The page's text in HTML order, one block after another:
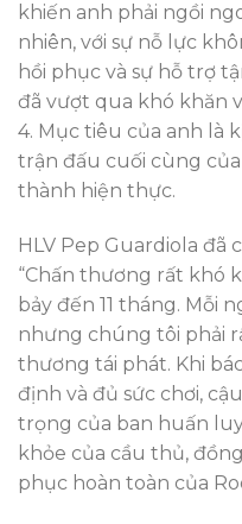
khiến anh phải ngồi
nhiên, với sự nỗ lực
hồi phục và sự hỗ trợ
đã vượt qua khó khăn
4. Mục tiêu của anh là
trận đấu cuối cùng
thành hiện thực.
HLV Pep Guardiola đã
“Chấn thương rất khó
bảy đến 11 tháng. Mỗi
nhưng chúng tôi phải
thương tái phát. Khi
định và đủ sức chơi,
trọng của ban huấn
khỏe của cầu thủ,
phục hoàn toàn của